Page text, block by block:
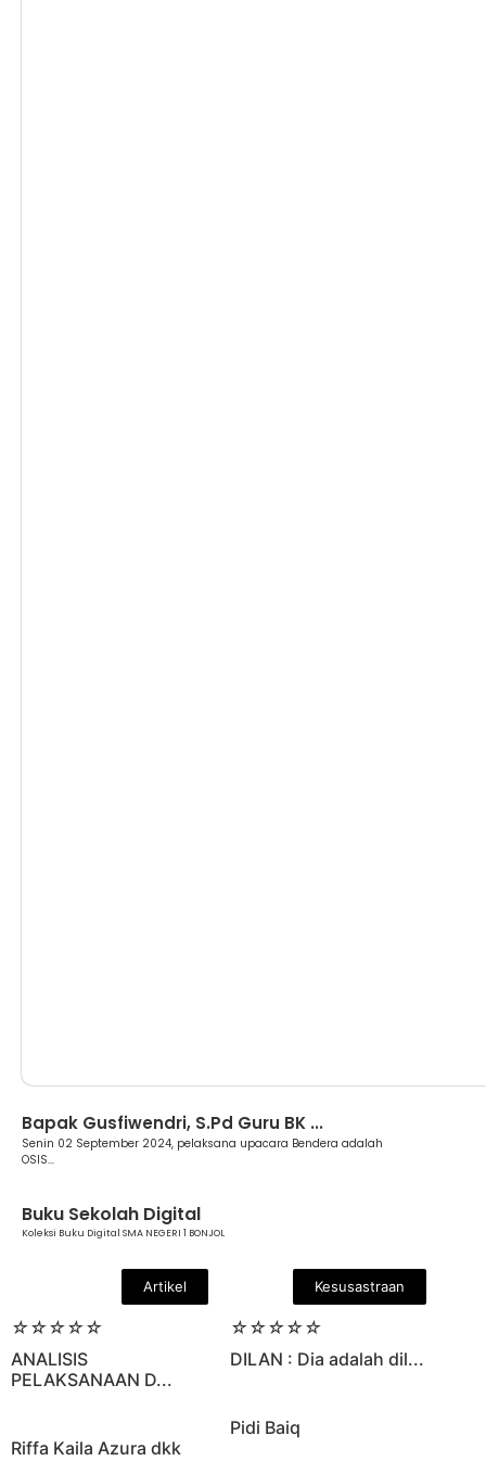
Bapak Gusfiwendri, S.Pd Guru BK ...
Senin 02 September 2024, pelaksana upacara Bendera adalah
OSIS...
Buku Sekolah Digital
Koleksi Buku Digital SMA NEGERI 1 BONJOL
Artikel
☆☆☆☆☆
ANALISIS
PELAKSANAAN D...
Riffa Kaila Azura dkk
Kesusastraan
☆☆☆☆☆
DILAN : Dia adalah dil...
Pidi Baiq